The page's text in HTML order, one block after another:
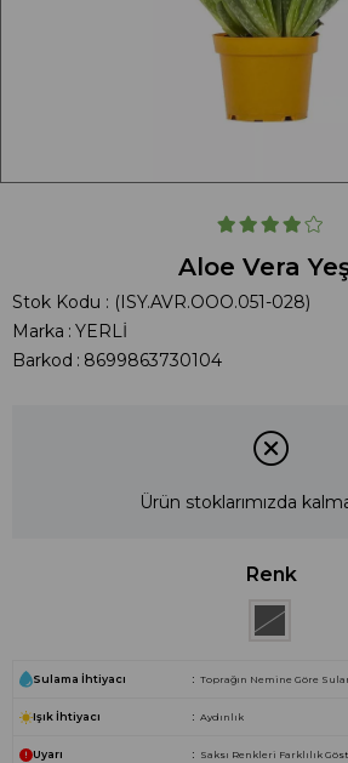
Aloe Vera
Stok Kodu
(ISY.AVR.OOO.051-028)
Marka : YERLİ
Barkod : 8699863730104
Ürün stoklarımızda
Renk
Sulama İhtiyacı Toprağın Nemine Göre
Işık İhtiyacı Aydınlık
Uyarı Saksı Renkleri Farklılık